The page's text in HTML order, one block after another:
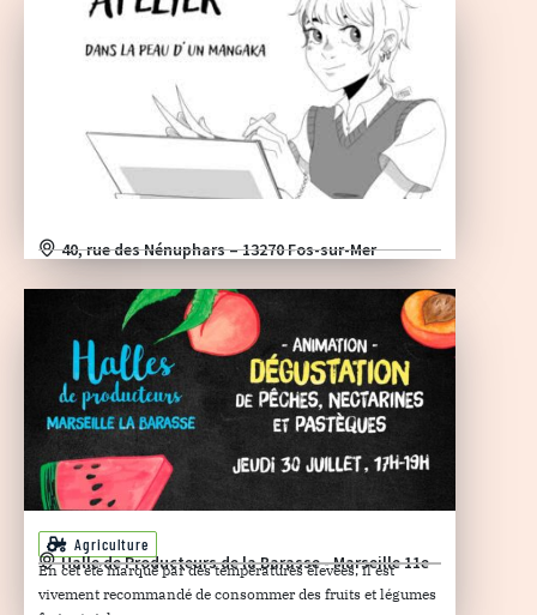
40, rue des Nénuphars – 13270 Fos-sur-Mer
Agriculture
Halle de Producteurs de la Barasse - Marseille 11e
En cet été marqué par des températures élevées, il est
vivement recommandé de consommer des fruits et légumes